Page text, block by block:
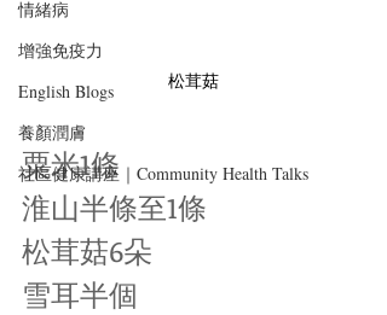
情緒病
增強免疫力
English Blogs
養顏潤膚
社區健康講座｜Community Health Talks
松茸菇
粟米1條
淮山半條至1條
松茸菇6朵
雪耳半個